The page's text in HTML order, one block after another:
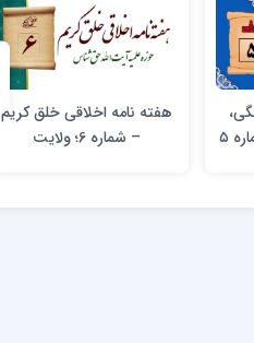
۵
هفته نامه اخلاقی خلق کریم
– شماره 6؛ ولایت